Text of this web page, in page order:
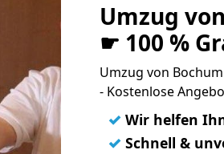
Umzug
☛ 100 %
Umzug von
- Kostenlose
✓ Wir helfen
✓ Schnell &